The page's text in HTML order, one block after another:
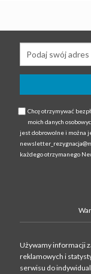
Chcę otrzymywać
moich danych
jest dobrowolne i można
każdego otrzymanego
Używamy informacji
reklamowych i
serwisu do